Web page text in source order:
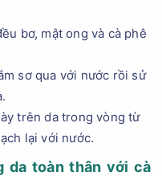
bơ, mật ong và cà phê
sơ qua với nước rồi sử
trên da trong vòng từ
lại với nước.
da toàn thân với cà